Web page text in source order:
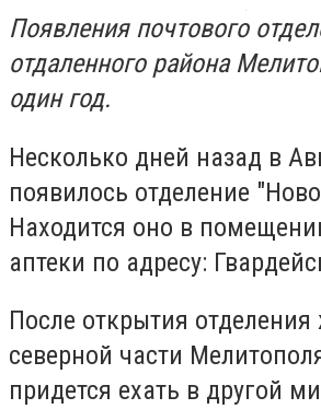
Появления почтового
отдаленного района
один год.
Несколько дней назад в
появилось отделение
Находится оно в
аптеки по адресу:
После открытия
северной части
придется ехать в другой